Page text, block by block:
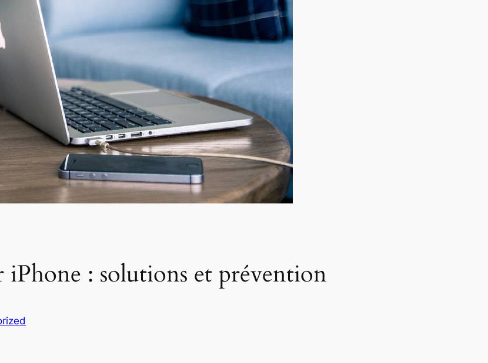
iPhone : solutions et prévention